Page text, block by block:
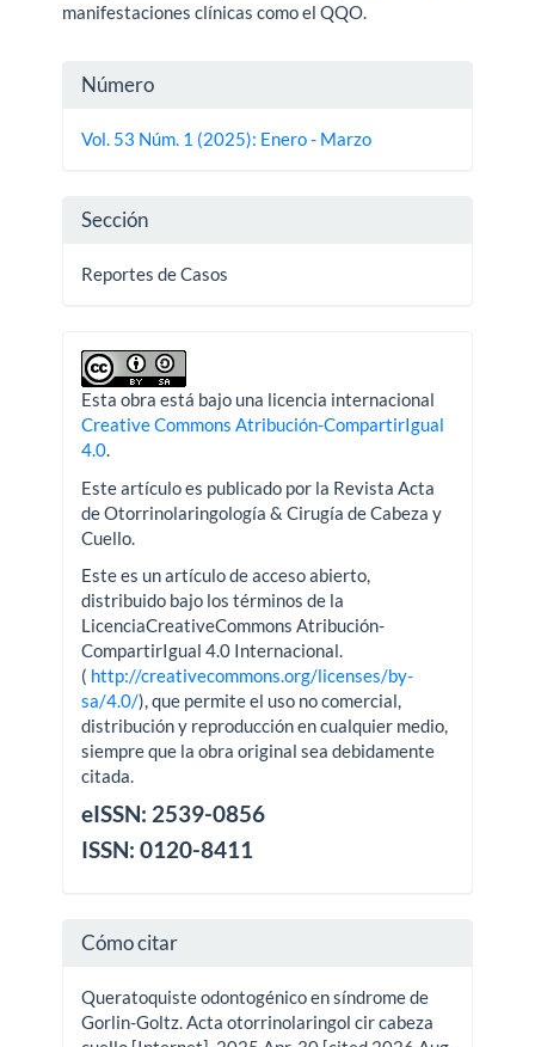
manifestaciones clínicas como el QQO.
Detalles
del
Número
Vol. 53 Núm. 1 (2025): Enero - Marzo
Sección
Reportes de Casos
Esta obra está bajo una licencia internacional
Creative Commons Atribución-CompartirIgual
4.0.
Este artículo es publicado por la Revista Acta
de Otorrinolaringología & Cirugía de Cabeza y
Cuello.
Este es un artículo de acceso abierto,
distribuido bajo los términos de la
LicenciaCreativeCommons Atribución-
CompartirIgual 4.0 Internacional.
( http://creativecommons.org/licenses/by-
sa/4.0/), que permite el uso no comercial,
distribución y reproducción en cualquier medio,
siempre que la obra original sea debidamente
citada.
eISSN: 2539-0856
ISSN: 0120-8411
Cómo citar
Queratoquiste odontogénico en síndrome de
Gorlin-Goltz. Acta otorrinolaringol cir cabeza